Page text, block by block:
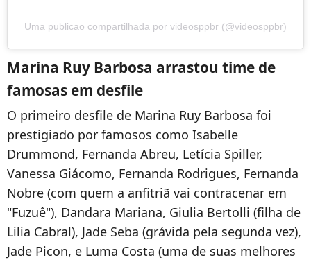
Uma publicao compartilhada por videosppbr (@videosppbr)
Marina Ruy Barbosa arrastou time de
famosas em desfile
O primeiro desfile de Marina Ruy Barbosa foi
prestigiado por famosos como Isabelle
Drummond, Fernanda Abreu, Letícia Spiller,
Vanessa Giácomo, Fernanda Rodrigues, Fernanda
Nobre (com quem a anfitriã vai contracenar em
"Fuzuê"), Dandara Mariana, Giulia Bertolli (filha de
Lilia Cabral), Jade Seba (grávida pela segunda vez),
Jade Picon, e Luma Costa (uma de suas melhores